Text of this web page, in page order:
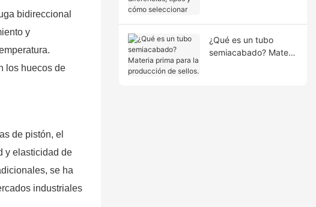
bidireccional
y
los huecos de
de pistón, el
y elasticidad de
se ha
industriales
¿Qué es un tubo
semiacabado? Materia